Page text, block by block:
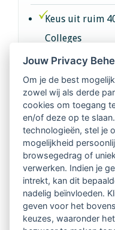
Keus uit ruim
Colleges
Intervisie met
Netwerk van
regio's
Vindbaar voor
Tijdschrift voor
Jouw Privacy
Om je de best
zowel wij als derde
cookies om toegang
en/of deze op te
technologieën, stel je
mogelijkheid
browsegedrag of
verwerken. Indien je
intrekt, kan dit
nadelig beïnvloeden.
geven voor het
keuzes, waaronder